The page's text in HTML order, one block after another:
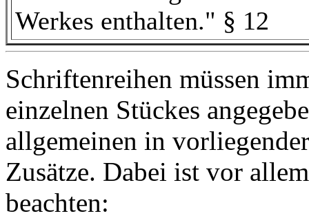
Werkes enthalten." § 12
Schriftenreihen müssen
einzelnen Stückes
allgemeinen in
Zusätze. Dabei ist vor
beachten: